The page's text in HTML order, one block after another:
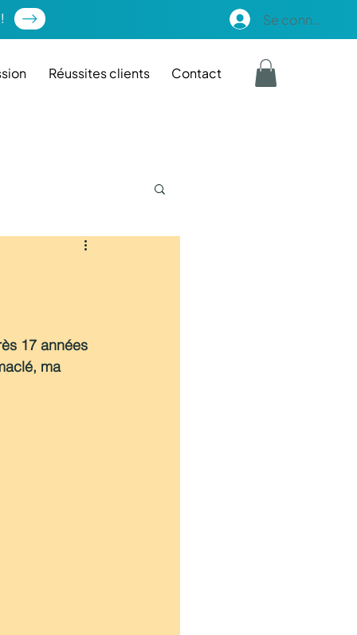
Se connecter
Réussites clients Contact
17 années
ma